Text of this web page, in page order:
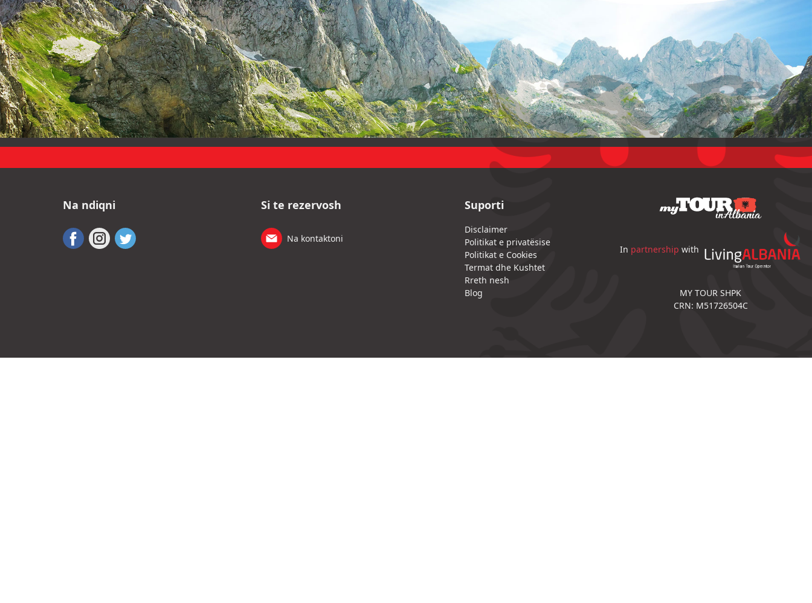
Na ndiqni Si te rezervosh
Na kontaktoni
Suporti
Disclaimer
Politikat e privatësise
Politikat e Cookies
Termat dhe Kushtet
Rreth nesh
Blog
In partnership with
MY TOUR SHPK
CRN: M51726504C